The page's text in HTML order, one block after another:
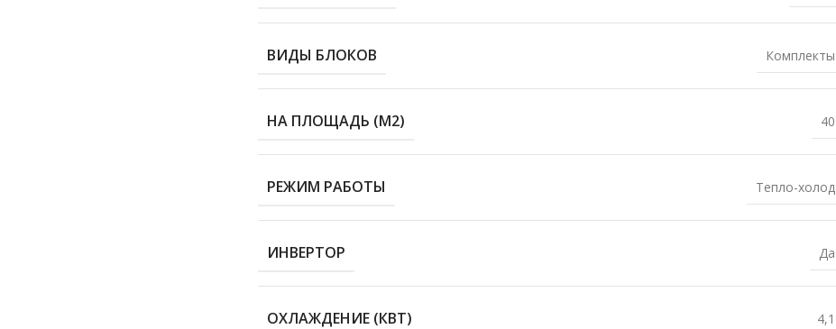
ВИДЫ БЛОКОВ Комплекты
НА ПЛОЩАДЬ (М2) 40
РЕЖИМ РАБОТЫ Тепло-холод
ИНВЕРТОР Да
ОХЛАЖДЕНИЕ (КВТ) 4,1